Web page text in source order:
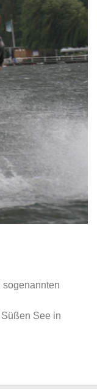
sogenannten
See in